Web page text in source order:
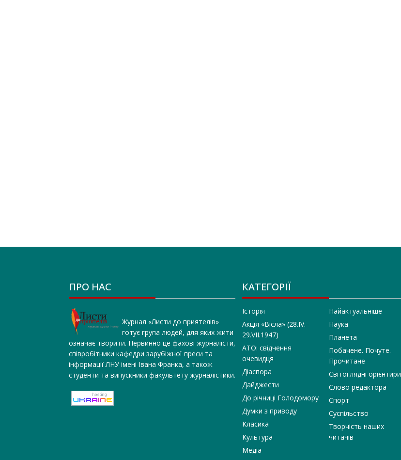
ПРО НАС
Журнал «Листи до приятелів»
готує група людей, для яких жити
означає творити. Первинно це фахові журналісти,
співробітники кафедри зарубіжної преси та
інформації ЛНУ імені Івана Франка, а також
студенти та випускники факультету журналістики.
КАТЕГОРІЇ
Історія
Акція «Вісла» (28.IV.–
29.VII.1947)
АТО: свідчення
очевидця
Діаспора
Дайджести
До річниці Голодомору
Думки з приводу
Класика
Культура
Медіа
Найактуальніше
Наука
Планета
Побачене. Почуте.
Прочитане
Світоглядні орієнтири
Слово редактора
Спорт
Суспільство
Творчість наших
читачів